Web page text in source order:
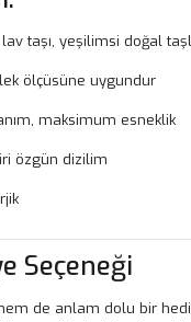
lav taşı, yeşilimsi doğal
ölçüsüne uygundur
maksimum esneklik
özgün dizilim
Seçeneği
de anlam dolu bir